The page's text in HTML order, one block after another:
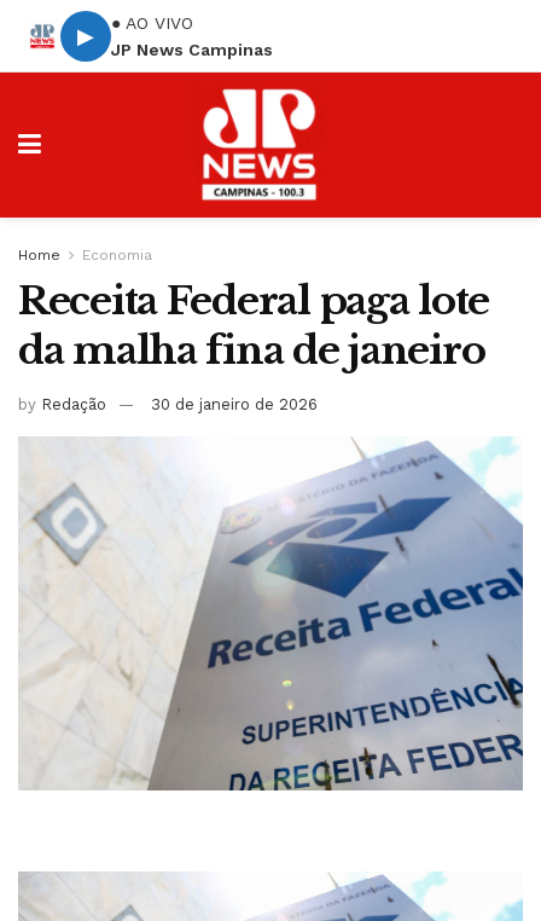
▶
● AO VIVO
JP News Campinas
Home Economia
Receita Federal paga lote
da malha fina de janeiro
by Redação 30 de janeiro de 2026